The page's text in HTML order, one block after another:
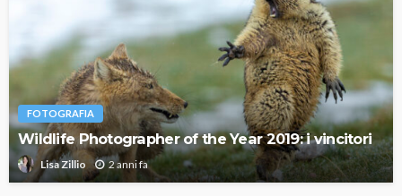
FOTOGRAFIA
Wildlife Photographer of the Year 2019: i vincitori
Lisa Zillio 2 anni fa